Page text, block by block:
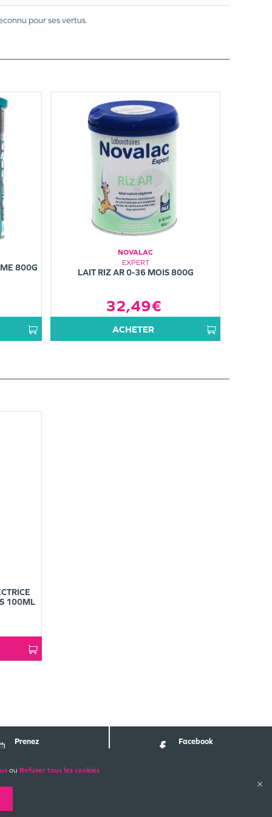
ou Refuser tous les cookies
pour ses vertus.
800G
NOVALAC
EXPERT
LAIT RIZ AR 0-36 MOIS 800G
32,49€
ACHETER
100ML
Prenez
Facebook